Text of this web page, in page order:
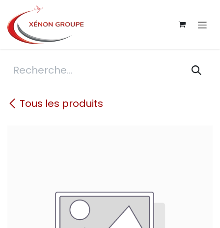
Se rendre au contenu
Tous les produits